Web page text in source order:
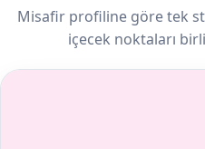
Misafir profiline göre tek
içecek noktaları